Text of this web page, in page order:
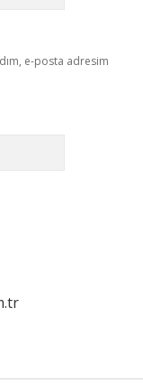
e-posta adresim